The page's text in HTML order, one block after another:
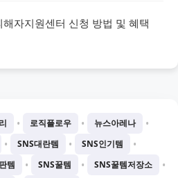
자지원센터 신청 방법 및 혜택
• 로직플로우 • 뉴스아레나 •
• SNS대란템 • SNS인기템 •
템 • SNS꿀템 • SNS꿀템저장소 •